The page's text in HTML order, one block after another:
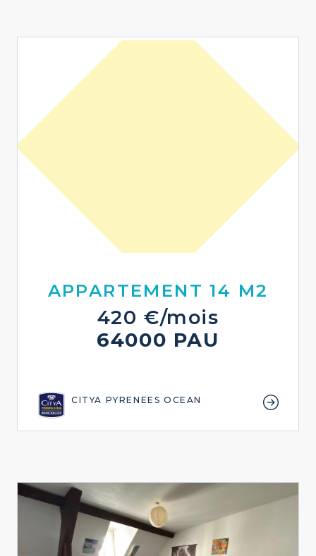
APPARTEMENT 14 M2
420 €/mois
64000 PAU
CITYA PYRENEES OCEAN